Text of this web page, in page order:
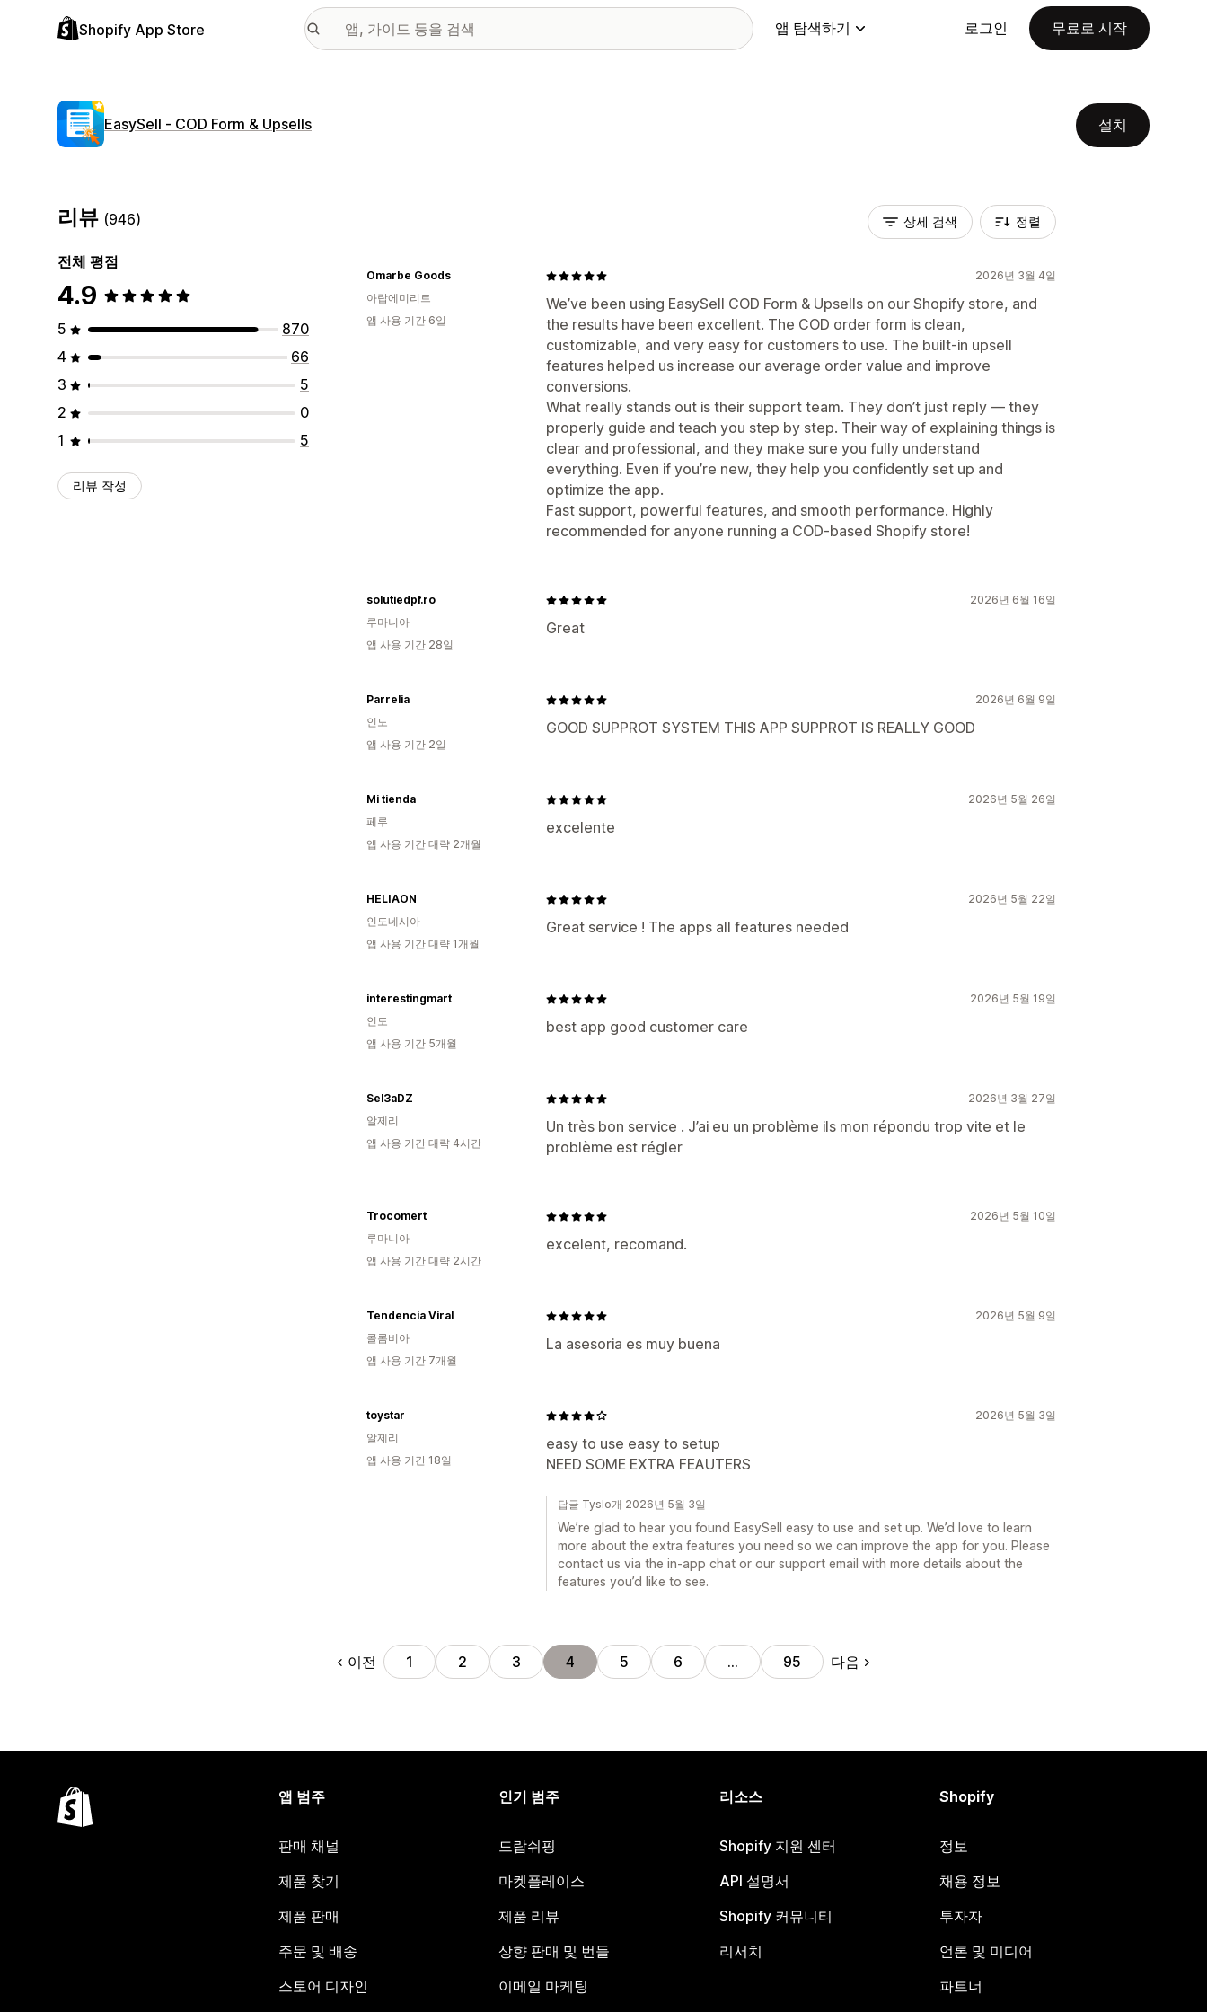
Shopify App Store 앱 탐색하기 로그인 무료로 시작
EasySell ‑ COD Form & Upsells 설치
리뷰 (946)
전체 평점
4.9
5
870
4
66
3
5
2
0
1
5
리뷰 작성
상세 검색 정렬
2026년 3월 4일
We’ve been using EasySell COD Form & Upsells on our Shopify store, and
the results have been excellent. The COD order form is clean,
customizable, and very easy for customers to use. The built-in upsell
features helped us increase our average order value and improve
conversions.
What really stands out is their support team. They don’t just reply — they
properly guide and teach you step by step. Their way of explaining things is
clear and professional, and they make sure you fully understand
everything. Even if you’re new, they help you confidently set up and
optimize the app.
Fast support, powerful features, and smooth performance. Highly
recommended for anyone running a COD-based Shopify store!
Omarbe Goods
아랍에미리트
앱 사용 기간 6일
2026년 6월 16일
Great
solutiedpf.ro
루마니아
앱 사용 기간 28일
2026년 6월 9일
GOOD SUPPROT SYSTEM THIS APP SUPPROT IS REALLY GOOD
Parrelia
인도
앱 사용 기간 2일
2026년 5월 26일
excelente
Mi tienda
페루
앱 사용 기간 대략 2개월
2026년 5월 22일
Great service ! The apps all features needed
HELIAON
인도네시아
앱 사용 기간 대략 1개월
2026년 5월 19일
best app good customer care
interestingmart
인도
앱 사용 기간 5개월
2026년 3월 27일
Un très bon service . J’ai eu un problème ils mon répondu trop vite et le
problème est régler
Sel3aDZ
알제리
앱 사용 기간 대략 4시간
2026년 5월 10일
excelent, recomand.
Trocomert
루마니아
앱 사용 기간 대략 2시간
2026년 5월 9일
La asesoria es muy buena
Tendencia Viral
콜롬비아
앱 사용 기간 7개월
2026년 5월 3일
easy to use easy to setup
NEED SOME EXTRA FEAUTERS
toystar
알제리
앱 사용 기간 18일
답글 Tyslo개 2026년 5월 3일
We’re glad to hear you found EasySell easy to use and set up. We’d love to learn
more about the extra features you need so we can improve the app for you. Please
contact us via the in‑app chat or our support email with more details about the
features you’d like to see.
이전 1 2 3 4 5 6 … 95 다음
앱 범주
판매 채널
제품 찾기
제품 판매
주문 및 배송
스토어 디자인
인기 범주
드랍쉬핑
마켓플레이스
제품 리뷰
상향 판매 및 번들
이메일 마케팅
리소스
Shopify 지원 센터
API 설명서
Shopify 커뮤니티
리서치
Shopify
정보
채용 정보
투자자
언론 및 미디어
파트너